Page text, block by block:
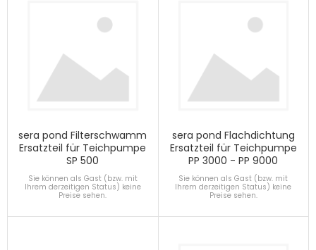
sera pond Filterschwamm
Ersatzteil für Teichpumpe
SP 500
Sie können als Gast (bzw. mit
Ihrem derzeitigen Status) keine
Preise sehen.
sera pond Flachdichtung
Ersatzteil für Teichpumpe
PP 3000 - PP 9000
Sie können als Gast (bzw. mit
Ihrem derzeitigen Status) keine
Preise sehen.